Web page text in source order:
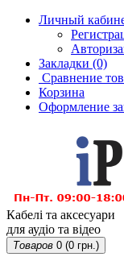
Личный
Закладки (0)
Сравнение
Корзина
Оформление
Кабелі та аксесуари
для аудіо та відео
Товаров 0 (0 грн.)